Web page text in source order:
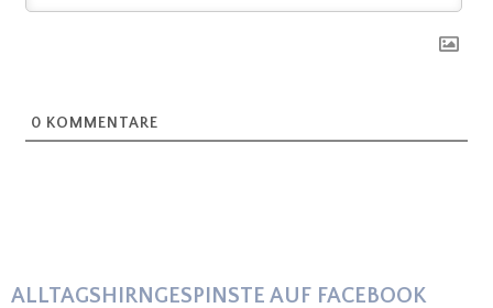
0 KOMMENTARE
ALLTAGSHIRNGESPINSTE AUF FACEBOOK